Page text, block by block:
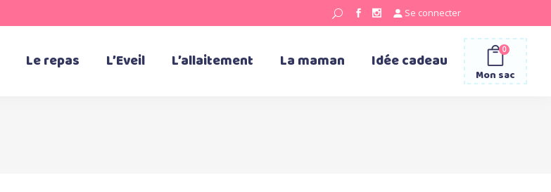
Se connecter
Le repas L’Eveil L’allaitement La maman Idée cadeau
Mon sac
0